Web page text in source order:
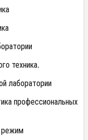
техника.
лаборатории
профессиональных
режим